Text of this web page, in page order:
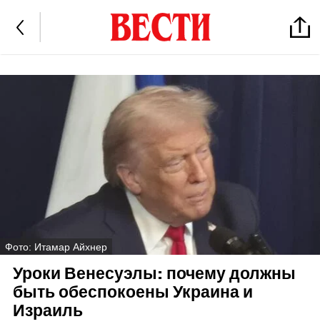
Фото: Итамар Айхнер
Уроки Венесуэлы: почему должны
быть обеспокоены Украина и
Израиль